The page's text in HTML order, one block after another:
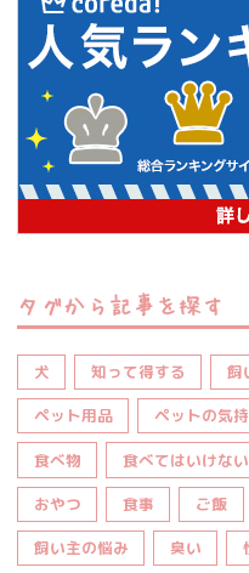
タグから記事を探す
犬 知って得する 飼
ペット用品 ペットの気
食べ物 食べてはいけな
おやつ 食事 ご飯
飼い主の悩み 臭い